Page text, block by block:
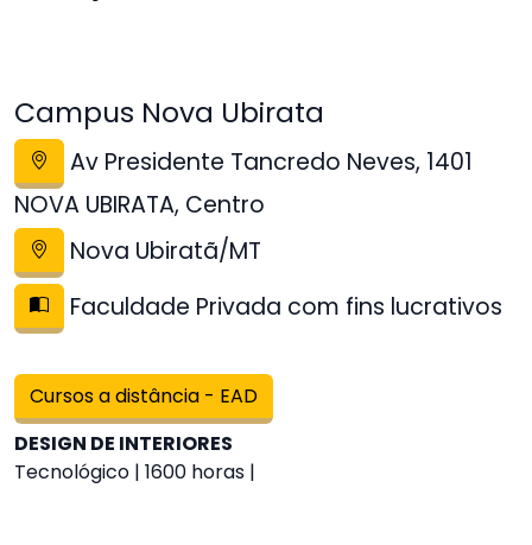
Campus Nova Ubirata
Av Presidente Tancredo Neves, 1401
NOVA UBIRATA, Centro
Nova Ubiratã/MT
Faculdade Privada com fins lucrativos
Cursos a distância - EAD
DESIGN DE INTERIORES
Tecnológico | 1600 horas |